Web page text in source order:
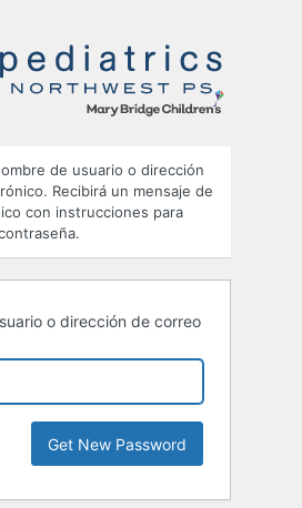
de usuario o dirección
Recibirá un mensaje de
con instrucciones para
o dirección de correo